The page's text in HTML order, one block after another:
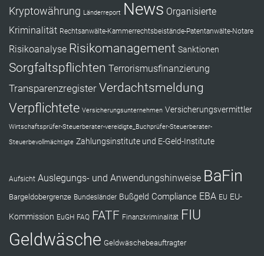
Kryptowährung Länderreport News Organisierte
Kriminalität Rechtsanwälte-Kammerrechtsbeistände-Patentanwälte-Notare
Risikoanalyse Risikomanagement Sanktionen
Sorgfaltspflichten Terrorismusfinanzierung
Transparenzregister Verdachtsmeldung
Verpflichtete Versicherungsunternehmen Versicherungsvermittler
Wirtschaftsprüfer-Steuerberater-vereidigte_Buchprüfer-Steuerberater-
Steuerbevollmächtigte Zahlungsinstitute und E-Geld-Institute
Aufsicht Auslegungs- und Anwendungshinweise BaFin
Bargeldobergrenze Bundesländer Bußgeld Compliance EBA EU EU-
Kommission EuGH FAQ FATF Finanzkriminalität FIU
Geldwäsche Geldwäschebeauftragter